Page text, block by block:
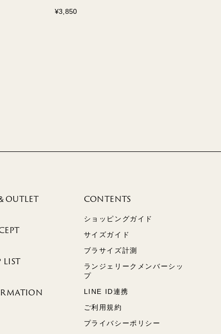
¥3,850
OUTLET
LIST
CONTENTS
ショッピングガイド
サイズガイド
ブラサイズ計測
ランジェリークメンバーシッ
プ
LINE ID連携
ご利用規約
プライバシーポリシー